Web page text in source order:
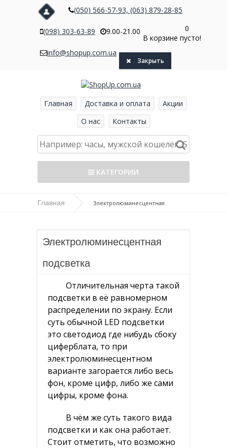
(050) 566-57-93, (063) 879-28-85
(098) 303-63-89 9.00-21.00
info@shopup.com.ua
0
В корзине пусто!
Закрыть
Главная Доставка и оплата
Акции
О нас
Контакты
КАТЕГОРИИ
Электронные
Кварцевые
Ремешки
Батарейки для часов
Женские часы
Винтажные часы
Спортивные часы
Классические часы
Главная Электролюминесцентная
Электролюминесцентная
подсветка
Отличительная черта такой
подсветки в её равномерном
распределении по экрану. Если
суть обычной LED подсветки
это светодиод где нибудь сбоку
циферблата, то при
электролюминесцентном
варианте загорается либо весь
фон, кроме цифр, либо же сами
цифры, кроме фона.
В чём же суть такого вида
подсветки и как она работает.
Стоит отметить, что возможно